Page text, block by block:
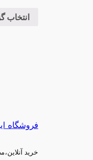
انتخاب
فروشگاه
خرید